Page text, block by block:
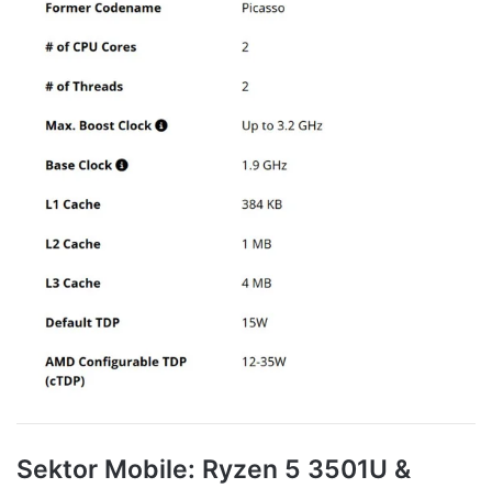
Sektor Mobile: Ryzen 5 3501U &